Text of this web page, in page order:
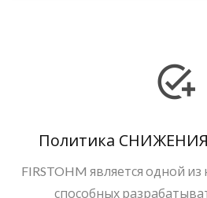
Политика
FIRSTOHM является одной
способных